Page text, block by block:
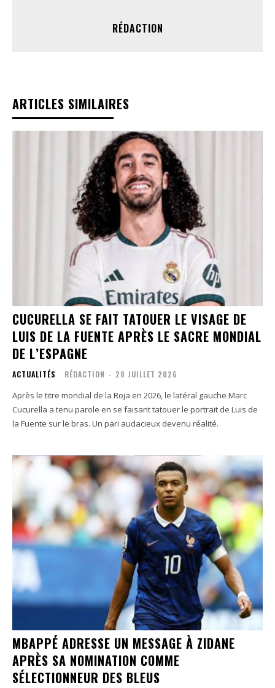
RÉDACTION
ARTICLES SIMILAIRES
CUCURELLA SE FAIT TATOUER LE VISAGE DE
LUIS DE LA FUENTE APRÈS LE SACRE MONDIAL
DE L’ESPAGNE
ACTUALITÉS RÉDACTION - 28 JUILLET 2026
Après le titre mondial de la Roja en 2026, le latéral gauche Marc
Cucurella a tenu parole en se faisant tatouer le portrait de Luis de
la Fuente sur le bras. Un pari audacieux devenu réalité.
MBAPPÉ ADRESSE UN MESSAGE À ZIDANE
APRÈS SA NOMINATION COMME
SÉLECTIONNEUR DES BLEUS